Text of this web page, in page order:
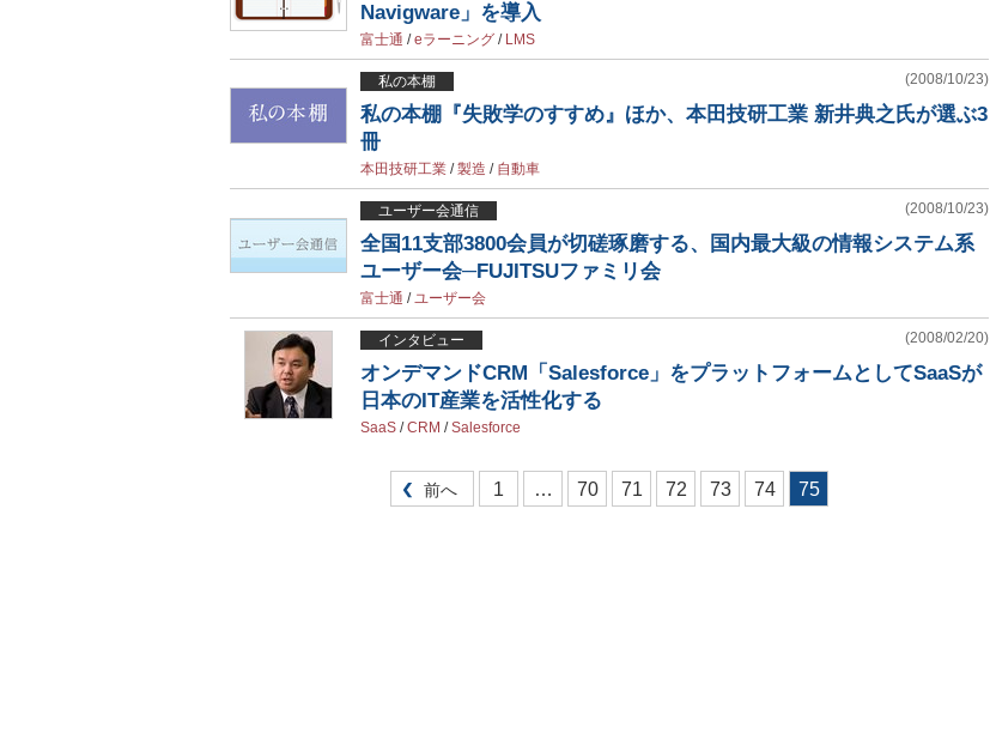
Navigware」を導入
富士通 /eラーニング / LMS
私の本棚 (2008/10/23)
私の本棚『失敗学のすすめ』ほか、本田技研工業 新井典之氏が選ぶ3
冊
本田技研工業 /製造 / 自動車
ユーザー会通信 (2008/10/23)
全国11支部3800会員が切磋琢磨する、国内最大級の情報システム系
ユーザー会─FUJITSUファミリ会
富士通 /ユーザー会
インタビュー (2008/02/20)
オンデマンドCRM「Salesforce」をプラットフォームとしてSaaSが
日本のIT産業を活性化する
SaaS /CRM /Salesforce
前へ 1 … 70 71 72 73 74 75